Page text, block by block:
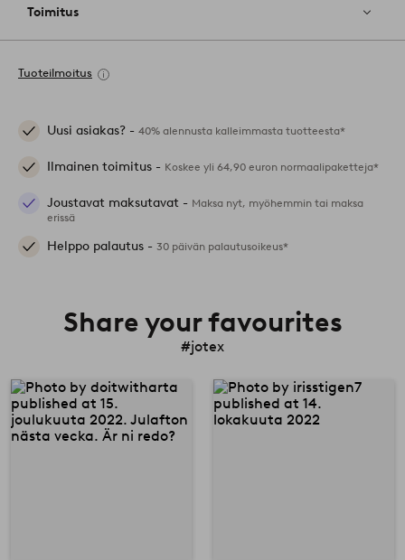
Toimitus
Tuoteilmoitus
Uusi asiakas? - 40% alennusta kalleimmasta tuotteesta*
Ilmainen toimitus - Koskee yli 64,90 euron normaalipaketteja*
Joustavat maksutavat - Maksa nyt, myöhemmin tai maksa
erissä
Helppo palautus - 30 päivän palautusoikeus*
Share your favourites
#jotex